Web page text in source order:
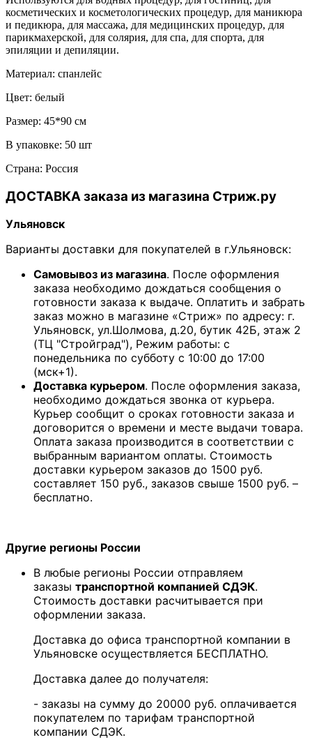
косметических и косметологических процедур, для маникюра
и педикюра, для массажа, для медицинских процедур, для
парикмахерской, для солярия, для спа, для спорта, для
эпиляции и депиляции.
Материал: спанлейс
Цвет: белый
Размер: 45*90 см
В упаковке: 50 шт
Страна: Россия
ДОСТАВКА заказа из магазина Стриж.ру
Ульяновск
Варианты доставки для покупателей в г.Ульяновск:
Самовывоз из магазина. После оформления
заказа необходимо дождаться сообщения о
готовности заказа к выдаче. Оплатить и забрать
заказ можно в магазине «Стриж» по адресу: г.
Ульяновск, ул.Шолмова, д.20, бутик 42Б, этаж 2
(ТЦ "Стройград"), Режим работы: с
понедельника по субботу с 10:00 до 17:00
(мск+1).
Доставка курьером. После оформления заказа,
необходимо дождаться звонка от курьера.
Курьер сообщит о сроках готовности заказа и
договорится о времени и месте выдачи товара.
Оплата заказа производится в соответствии с
выбранным вариантом оплаты. Стоимость
доставки курьером заказов до 1500 руб.
составляет 150 руб., заказов свыше 1500 руб. –
бесплатно.
Другие регионы России
В любые регионы России отправляем
заказы транспортной компанией СДЭК.
Стоимость доставки расчитывается при
оформлении заказа.
Доставка до офиса транспортной компании в
Ульяновске осуществляется БЕСПЛАТНО.
Доставка далее до получателя:
- заказы на сумму до 20000 руб. оплачивается
покупателем по тарифам транспортной
компании СДЭК.